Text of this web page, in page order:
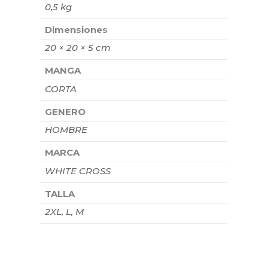
0,5 kg
Dimensiones
20 × 20 × 5 cm
MANGA
CORTA
GENERO
HOMBRE
MARCA
WHITE CROSS
TALLA
2XL, L, M